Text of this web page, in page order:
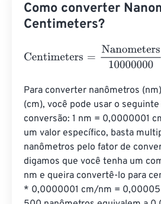
Como converter
Centimeters?
Centimeters Nanometers
Para converter nanômetros
(cm), você pode usar o
conversão: 1 nm = 0,0000001
um valor específico, basta
nanômetros pelo fator de
digamos que você tenha um
nm e queira convertê-lo para
* 0,0000001 cm/nm =